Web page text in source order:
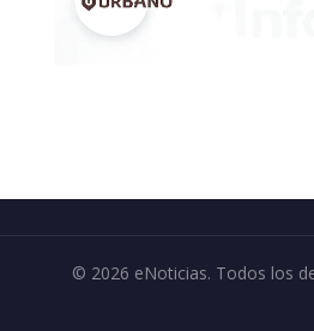
© 2026 eNoticias. Todos los